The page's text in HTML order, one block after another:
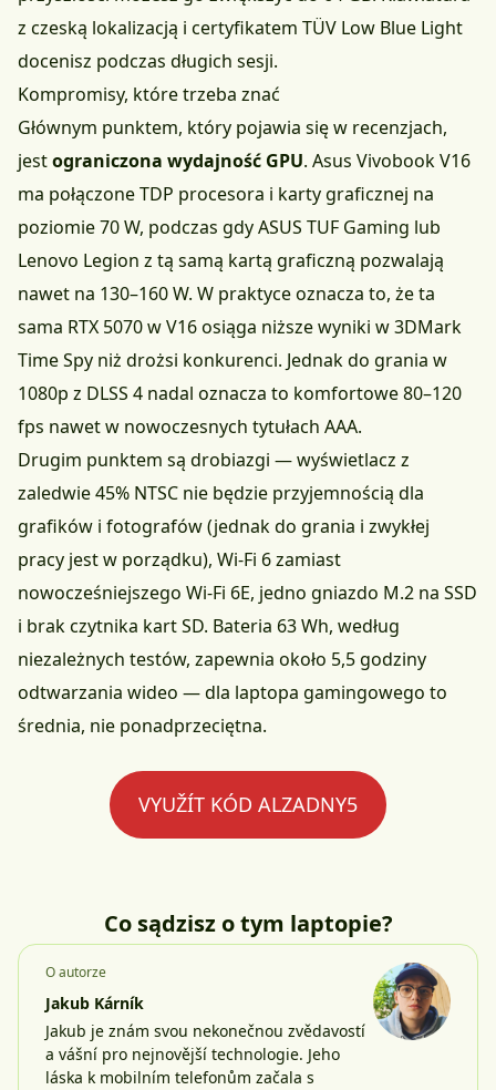
z czeską lokalizacją i certyfikatem TÜV Low Blue Light
docenisz podczas długich sesji.
Kompromisy, które trzeba znać
Głównym punktem, który pojawia się w recenzjach,
jestograniczona wydajność GPU. Asus Vivobook V16
ma połączone TDP procesora i karty graficznej na
poziomie 70 W, podczas gdy ASUS TUF Gaming lub
Lenovo Legion z tą samą kartą graficzną pozwalają
nawet na 130–160 W. W praktyce oznacza to, że ta
sama RTX 5070 w V16 osiąga niższe wyniki w 3DMark
Time Spy niż drożsi konkurenci. Jednak do grania w
1080p z DLSS 4 nadal oznacza to komfortowe 80–120
fps nawet w nowoczesnych tytułach AAA.
Drugim punktem są drobiazgi — wyświetlacz z
zaledwie 45% NTSC nie będzie przyjemnością dla
grafików i fotografów (jednak do grania i zwykłej
pracy jest w porządku), Wi-Fi 6 zamiast
nowocześniejszego Wi-Fi 6E, jedno gniazdo M.2 na SSD
i brak czytnika kart SD. Bateria 63 Wh, według
niezależnych testów, zapewnia około 5,5 godziny
odtwarzania wideo — dla laptopa gamingowego to
średnia, nie ponadprzeciętna.
VYUŽÍT KÓD ALZADNY5
Co sądzisz o tym laptopie?
O autorze
Jakub Kárník
Jakub je znám svou nekonečnou zvědavostí
a vášní pro nejnovější technologie. Jeho
láska k mobilním telefonům začala s